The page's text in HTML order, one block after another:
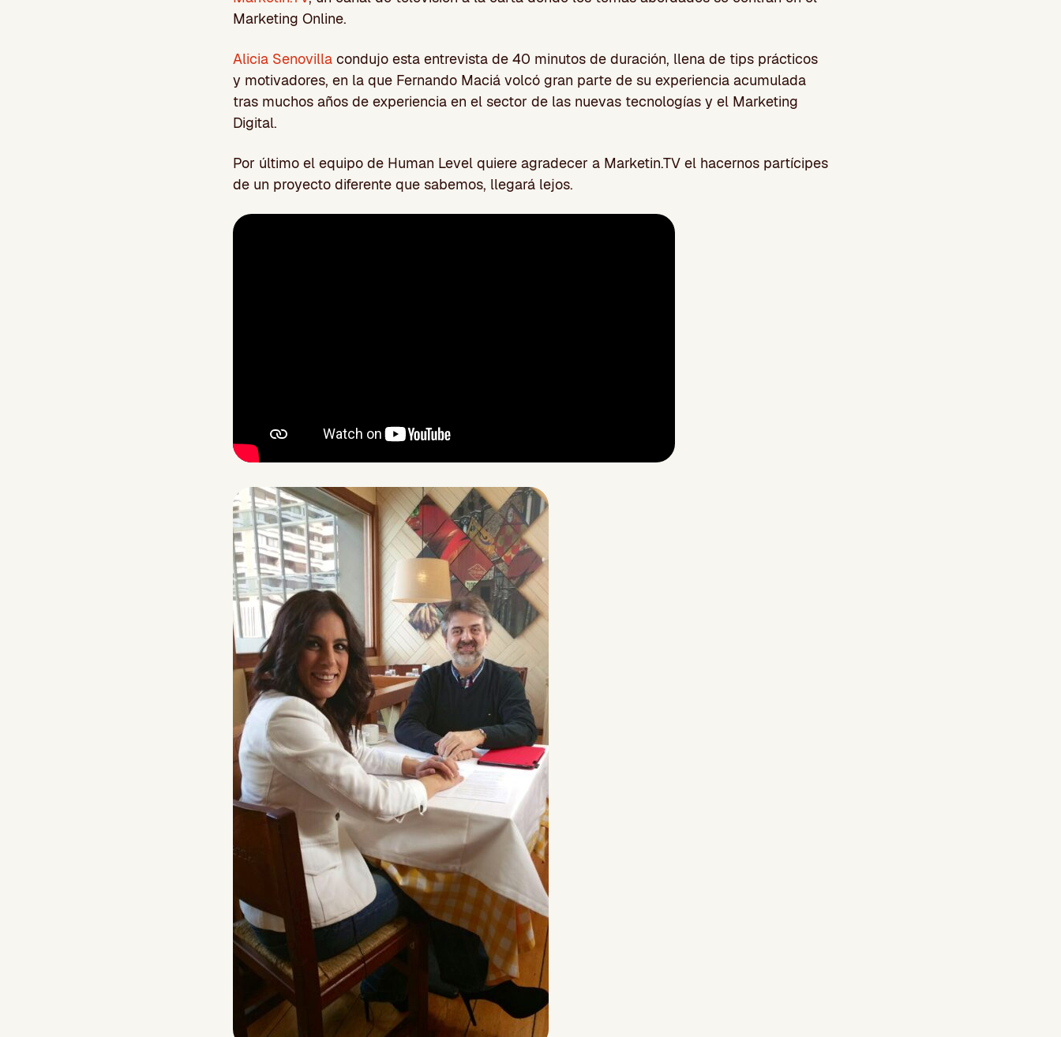
Marketing Online.
Alicia Senovilla condujo esta entrevista de 40 minutos de duración, llena de tips prácticos
y motivadores, en la que Fernando Maciá volcó gran parte de su experiencia acumulada
tras muchos años de experiencia en el sector de las nuevas tecnologías y el Marketing
Digital.
Por último el equipo de Human Level quiere agradecer a Marketin.TV el hacernos partícipes
de un proyecto diferente que sabemos, llegará lejos.